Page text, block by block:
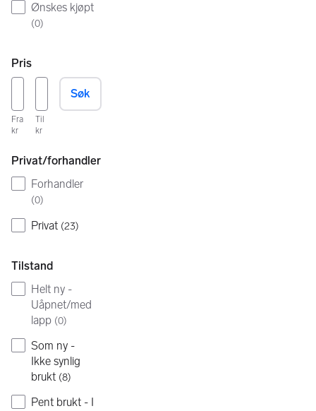
Ønskes kjøpt
(0)
Pris
Fra
kr
Til
kr
Søk
Privat/forhandler
Forhandler
(0)
Privat (23)
Tilstand
Helt ny -
Uåpnet/med
lapp (0)
Som ny -
Ikke synlig
brukt (8)
Pent brukt - I